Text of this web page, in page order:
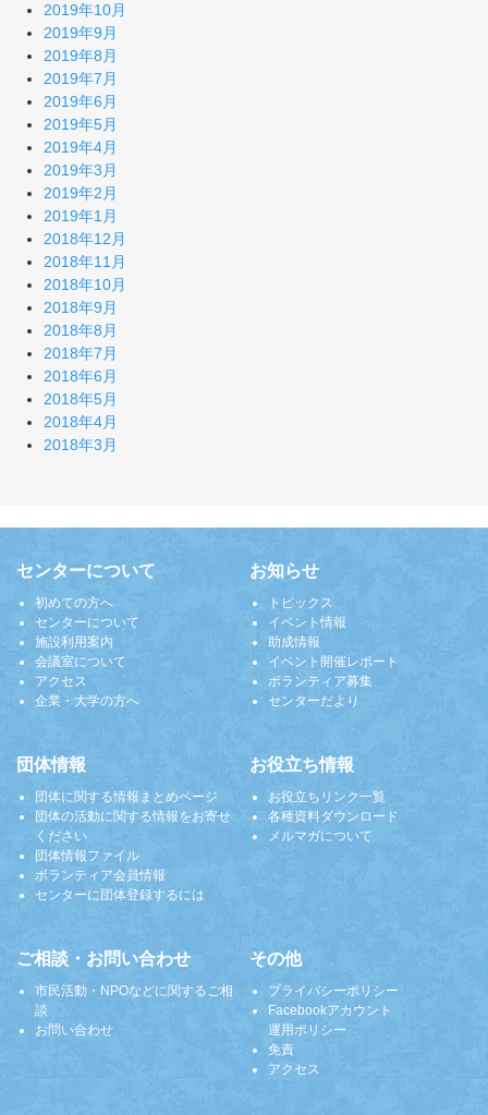
2019年10月
2019年9月
2019年8月
2019年7月
2019年6月
2019年5月
2019年4月
2019年3月
2019年2月
2019年1月
2018年12月
2018年11月
2018年10月
2018年9月
2018年8月
2018年7月
2018年6月
2018年5月
2018年4月
2018年3月
センターについて
初めての方へ
センターについて
施設利用案内
会議室について
アクセス
企業・大学の方へ
お知らせ
トピックス
イベント情報
助成情報
イベント開催レポート
ボランティア募集
センターだより
団体情報
団体に関する情報まとめページ
団体の活動に関する情報をお寄せ
ください
団体情報ファイル
ボランティア会員情報
センターに団体登録するには
お役立ち情報
お役立ちリンク一覧
各種資料ダウンロード
メルマガについて
ご相談・お問い合わせ
市民活動・NPOなどに関するご相
談
お問い合わせ
その他
プライバシーポリシー
Facebookアカウント
運用ポリシー
免責
アクセス